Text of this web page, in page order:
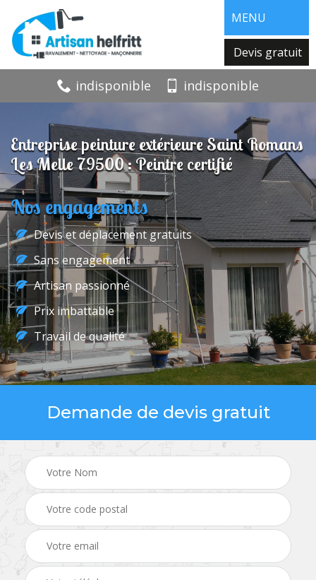
MENU
Devis gratuit
indisponible indisponible
Entreprise peinture extérieure Saint Romans
Les Melle 79500 : Peintre certifié
Nos engagements
Devis et déplacement gratuits
Sans engagement
Artisan passionné
Prix imbattable
Travail de qualité
Demande de devis gratuit